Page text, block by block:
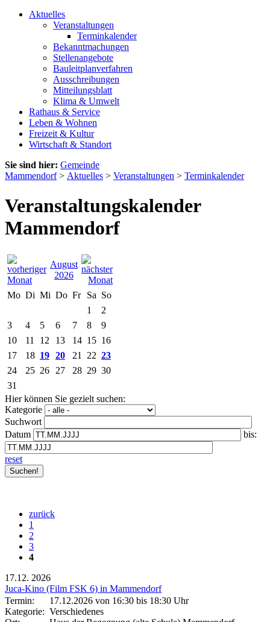
Aktuelles
Veranstaltungen
Terminkalender
Bekanntmachungen
Stellenangebote
Bauleitplanverfahren
Ausschreibungen
Mitteilungsblatt
Klima & Umwelt
Rathaus & Service
Leben & Wohnen
Freizeit & Kultur
Wirtschaft & Standort
Sie sind hier: Gemeinde
Mammendorf> Aktuelles > Veranstaltungen > Terminkalender
Veranstaltungskalender
Mammendorf
August
2026
Mo Di Mi Do Fr Sa So
1
2
3
4 5 6 7 8
9
10
11 12 13 14 15 16
17
18 19 20 21 22 23
24
25 26 27 28 29 30
31
Hier können Sie gezielt suchen:
Kategorie
Suchwort
Datum
bis:
reset
zurück
1
2
3
4
17.12. 2026
Juca-Kino (Film FSK 6) in Mammendorf
Termin:
17.12.2026 von 16:30 bis 18:30 Uhr
Kategorie: Verschiedenes